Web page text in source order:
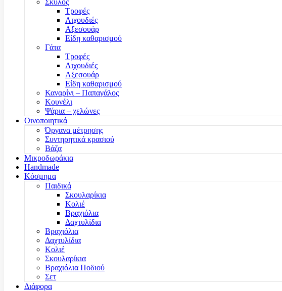
Τροφές
Λιχουδιές
Αξεσουάρ
Είδη καθαρισμού
Γάτα
Τροφές
Λιχουδιές
Αξεσουάρ
Είδη καθαρισμού
Καναρίνι – Παπαγάλος
Κουνέλι
Ψάρια – χελώνες
Οινοποιητικά
Όργανα μέτρησης
Συντηρητικά κρασιού
Βάζα
Μικροδωράκια
Handmade
Κόσμημα
Παιδικά
Σκουλαρίκια
Κολιέ
Βραχιόλια
Δαχτυλίδια
Βραχιόλια
Δαχτυλίδια
Κολιέ
Σκουλαρίκια
Βραχιόλια Ποδιού
Σετ
Διάφορα